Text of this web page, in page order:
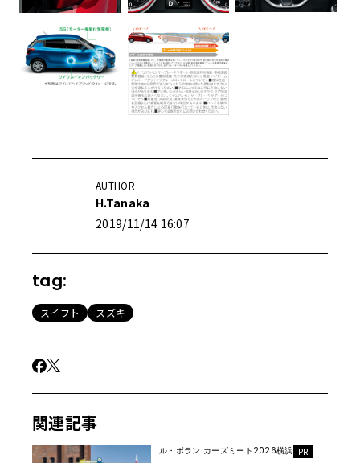
AUTHOR
H.Tanaka
2019/11/14 16:07
tag:
スイフト スズキ
関連記事
ル・ボラン カーズミート2026横浜 PR